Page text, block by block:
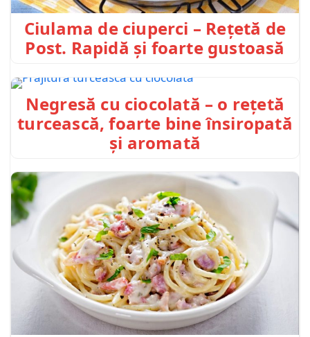
Ciulama de ciuperci – Rețetă de
Post. Rapidă și foarte gustoasă
Negresă cu ciocolată – o rețetă
turcească, foarte bine însiropată
și aromată